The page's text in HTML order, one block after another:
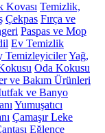
Kovası Temizlik,
Çekpas Fırça ve
Paspas ve Mop
Ev Temizlik
TemizleyicilerYağ,
Oda Kokusu
ve Bakım Ürünleri
ve Banyo
Yumuşatıcı
Çamaşır Leke
Eğlence